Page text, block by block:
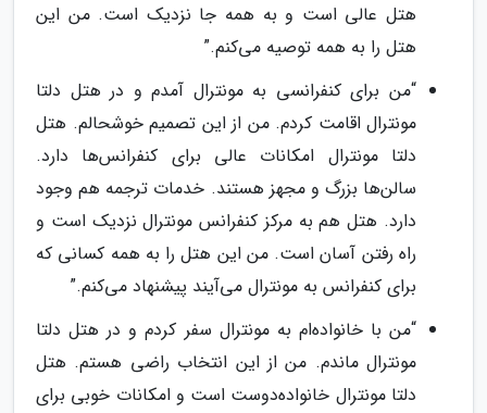
هتل عالی است و به همه جا نزدیک است. من این
هتل را به همه توصیه می‌کنم.”
“من برای کنفرانسی به مونترال آمدم و در هتل دلتا
مونترال اقامت کردم. من از این تصمیم خوشحالم. هتل
دلتا مونترال امکانات عالی برای کنفرانس‌ها دارد.
سالن‌ها بزرگ و مجهز هستند. خدمات ترجمه هم وجود
دارد. هتل هم به مرکز کنفرانس مونترال نزدیک است و
راه رفتن آسان است. من این هتل را به همه کسانی که
برای کنفرانس به مونترال می‌آیند پیشنهاد می‌کنم.”
“من با خانواده‌ام به مونترال سفر کردم و در هتل دلتا
مونترال ماندم. من از این انتخاب راضی هستم. هتل
دلتا مونترال خانواده‌دوست است و امکانات خوبی برای